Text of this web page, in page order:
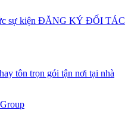
sự kiện ĐĂNG KÝ ĐỐI TÁC
tôn trọn gói tận nơi tại nhà